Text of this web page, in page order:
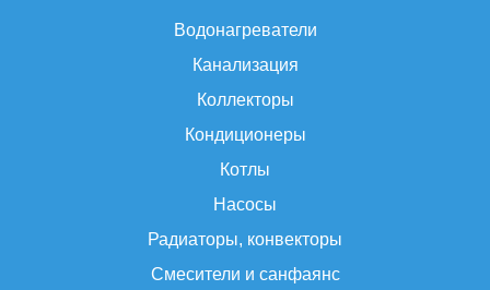
Водонагреватели
Канализация
Коллекторы
Кондиционеры
Котлы
Насосы
Радиаторы, конвекторы
Смесители и санфаянс